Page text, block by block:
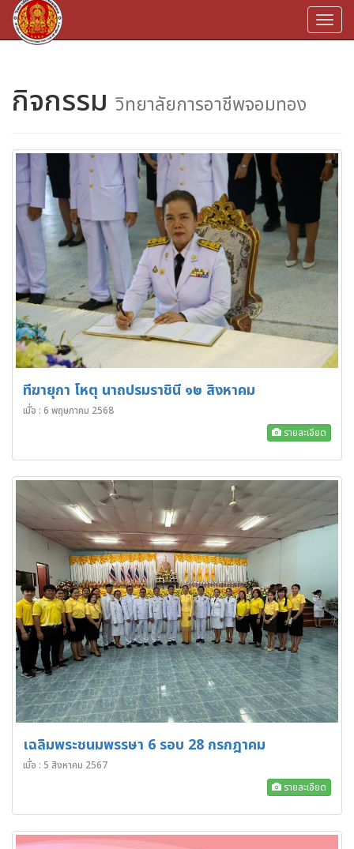
กิจกรรม วิทยาลัยการอาชีพจอมทอง
ทีฆายุกา โหตุ นาถปรมราชินี ๑๒ สิงหาคม
เมื่อ : 6 พฤษภาคม 2568
รายละเอียด
เฉลิมพระชนมพรรษา 6 รอบ 28 กรกฎาคม
เมื่อ : 5 สิงหาคม 2567
รายละเอียด